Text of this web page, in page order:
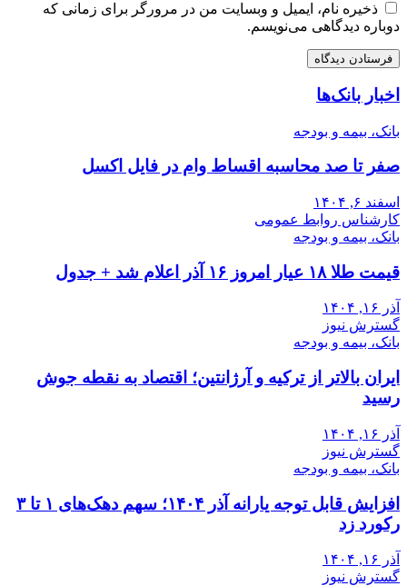
ذخیره نام، ایمیل و وبسایت من در مرورگر برای زمانی که
دوباره دیدگاهی می‌نویسم.
اخبار بانک‌ها
بانک، بیمه و بودجه
صفر تا صد محاسبه اقساط وام در فایل اکسل
اسفند ۶, ۱۴۰۴
کارشناس روابط عمومی
بانک، بیمه و بودجه
قیمت طلا ۱۸ عیار امروز ۱۶ آذر اعلام شد + جدول
آذر ۱۶, ۱۴۰۴
گسترش نیوز
بانک، بیمه و بودجه
ایران بالاتر از ترکیه و آرژانتین؛ اقتصاد به نقطه جوش
رسید
آذر ۱۶, ۱۴۰۴
گسترش نیوز
بانک، بیمه و بودجه
افزایش قابل توجه یارانه آذر ۱۴۰۴؛ سهم دهک‌های ۱ تا ۳
رکورد زد
آذر ۱۶, ۱۴۰۴
گسترش نیوز